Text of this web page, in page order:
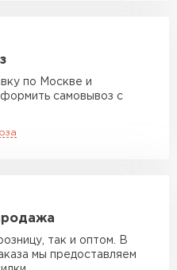
от 7 000 руб
ДОСТАВКОЙ
по Москве и
самовывоз с
так и оптом. В
мы предоставляем